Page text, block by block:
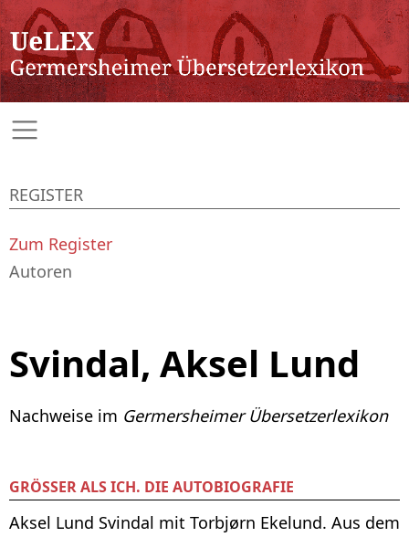
Svindal, Aksel Lund
Nachweise im Germersheimer Übersetzerlexikon
GRÖSSER ALS ICH. DIE AUTOBIOGRAFIE
Aksel Lund Svindal mit Torbjørn Ekelund. Aus dem
REGISTER
Zum Register
Autoren